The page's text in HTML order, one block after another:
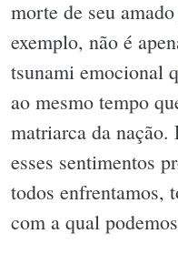
morte de seu
exemplo, não é
tsunami emocional
ao mesmo tempo
matriarca da nação.
esses sentimentos
todos enfrentamos,
com a qual